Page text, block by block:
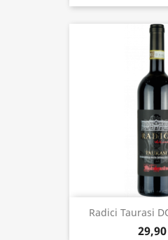
Radici Taurasi